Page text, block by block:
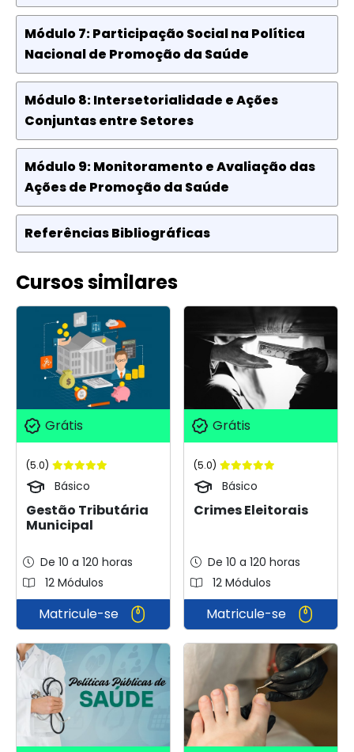
Módulo 7: Participação Social na Política
Nacional de Promoção da Saúde
Módulo 8: Intersetorialidade e Ações
Conjuntas entre Setores
Módulo 9: Monitoramento e Avaliação das
Ações de Promoção da Saúde
Referências Bibliográficas
Cursos similares
Grátis
(5.0)
Básico
Gestão Tributária
Municipal
De 10 a 120 horas
12 Módulos
Matricule-se
Grátis
(5.0)
Básico
Crimes Eleitorais
De 10 a 120 horas
12 Módulos
Matricule-se